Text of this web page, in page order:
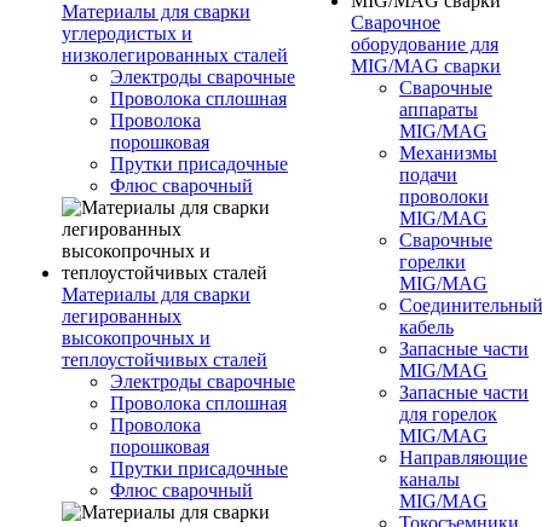
Материалы для сварки
углеродистых и
низколегированных сталей
Электроды сварочные
Проволока сплошная
Проволока
порошковая
Прутки присадочные
Флюс сварочный
Материалы для сварки
легированных
высокопрочных и
теплоустойчивых сталей
Электроды сварочные
Проволока сплошная
Проволока
порошковая
Прутки присадочные
Флюс сварочный
Сварочное
оборудование для
MIG/MAG сварки
Сварочные
аппараты
MIG/MAG
Механизмы
подачи
проволоки
MIG/MAG
Сварочные
горелки
MIG/MAG
Соединительный
кабель
Запасные части
MIG/MAG
Запасные части
для горелок
MIG/MAG
Направляющие
каналы
MIG/MAG
Токосъемники